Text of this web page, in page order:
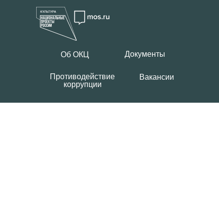
Об ОКЦ Документы
Противодействие
коррупции
Вакансии